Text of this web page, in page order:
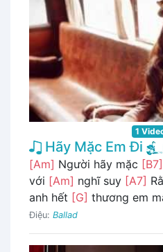
1
Hãy Mặc Em Đi
[Am] Người hãy mặc [B7]
với [Am] nghĩ suy [A7]
anh hết [G] thương em
Điệu: Ballad